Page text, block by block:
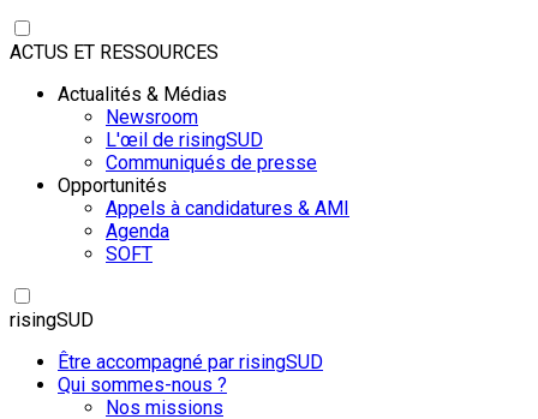
ACTUS ET RESSOURCES
Actualités & Médias
Newsroom
L'œil de risingSUD
Communiqués de presse
Opportunités
Appels à candidatures & AMI
Agenda
SOFT
risingSUD
Être accompagné par risingSUD
Qui sommes-nous ?
Nos missions